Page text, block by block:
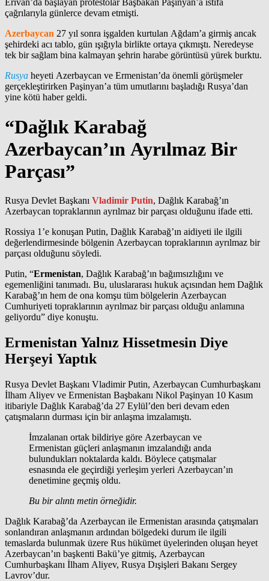
Erivan’da başlayan protestolar Başbakan Paşinyan’a istifa
çağrılarıyla günlerce devam etmişti.
Azerbaycan 27 yıl sonra işgalden kurtulan Ağdam’a girmiş ancak
şehirdeki acı tablo, gün ışığıyla birlikte ortaya çıkmıştı. Neredeyse
tek bir sağlam bina kalmayan şehrin harabe görüntüsü yürek burktu.
Rusya heyeti Azerbaycan ve Ermenistan’da önemli görüşmeler
gerçekleştirirken Paşinyan’a tüm umutlarını başladığı Rusya’dan
yine kötü haber geldi.
“Dağlık Karabağ
Azerbaycan’ın Ayrılmaz Bir
Parçası”
Rusya Devlet Başkanı Vladimir Putin, Dağlık Karabağ’ın
Azerbaycan topraklarının ayrılmaz bir parçası olduğunu ifade etti.
Rossiya 1’e konuşan Putin, Dağlık Karabağ’ın aidiyeti ile ilgili
değerlendirmesinde bölgenin Azerbaycan topraklarının ayrılmaz bir
parçası olduğunu söyledi.
Putin, “Ermenistan, Dağlık Karabağ’ın bağımsızlığını ve
egemenliğini tanımadı. Bu, uluslararası hukuk açısından hem Dağlık
Karabağ’ın hem de ona komşu tüm bölgelerin Azerbaycan
Cumhuriyeti topraklarının ayrılmaz bir parçası olduğu anlamına
geliyordu” diye konuştu.
Ermenistan Yalnız Hissetmesin Diye
Herşeyi Yaptık
Rusya Devlet Başkanı Vladimir Putin, Azerbaycan Cumhurbaşkanı
İlham Aliyev ve Ermenistan Başbakanı Nikol Paşinyan 10 Kasım
itibariyle Dağlık Karabağ’da 27 Eylül’den beri devam eden
çatışmaların durması için bir anlaşma imzalamıştı.
İmzalanan ortak bildiriye göre Azerbaycan ve
Ermenistan güçleri anlaşmanın imzalandığı anda
bulundukları noktalarda kaldı. Böylece çatışmalar
esnasında ele geçirdiği yerleşim yerleri Azerbaycan’ın
denetimine geçmiş oldu.
Bu bir alıntı metin örneğidir.
Dağlık Karabağ’da Azerbaycan ile Ermenistan arasında çatışmaları
sonlandıran anlaşmanın ardından bölgedeki durum ile ilgili
temaslarda bulunmak üzere Rus hükümet üyelerinden oluşan heyet
Azerbaycan’ın başkenti Bakü’ye gitmiş, Azerbaycan
Cumhurbaşkanı İlham Aliyev, Rusya Dışişleri Bakanı Sergey
Lavrov’dur.